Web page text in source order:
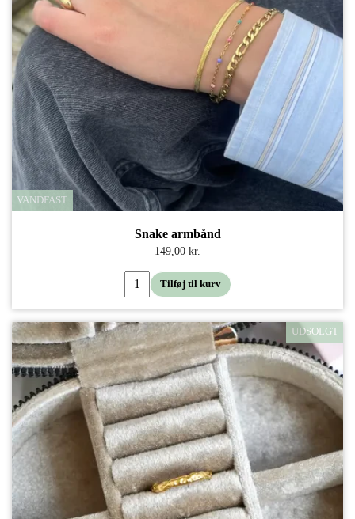
VANDFAST
Snake armbånd
149,00 kr.
Tilføj til kurv
UDSOLGT